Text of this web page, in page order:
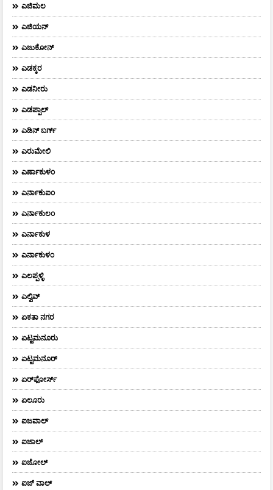
ಎಜಿಮಲ
ಎಜಿಯನ್
ಎಜುಕೋನ್
ಎಡಕ್ಕರ
ಎಡನೀರು
ಎಡಪ್ಪಾಲ್
ಎಡಿನ್ ಬರ್ಗ್
ಎರುಮೇಲಿ
ಎರ್ಣಾಕುಳಂ
ಎರ್ನಾಕುಐಂ
ಎರ್ನಾಕುಲಂ
ಎರ್ನಾಕುಳ
ಎರ್ನಾಕುಳಂ
ಎಲಪ್ಪಳ್ಳಿ
ಎಲ್ವಿವ್
ಏಕತಾ ನಗರ
ಏಟ್ಟಮನೂರು
ಏಟ್ಟಮನೂರ್
ಏರ್‌ಫೋರ್ಸ್‌
ಏಲೂರು
ಐಜವಾಲ್
ಐಜಾಲ್
ಐಜೋಲ್
ಐಜ್ ವಾಲ್